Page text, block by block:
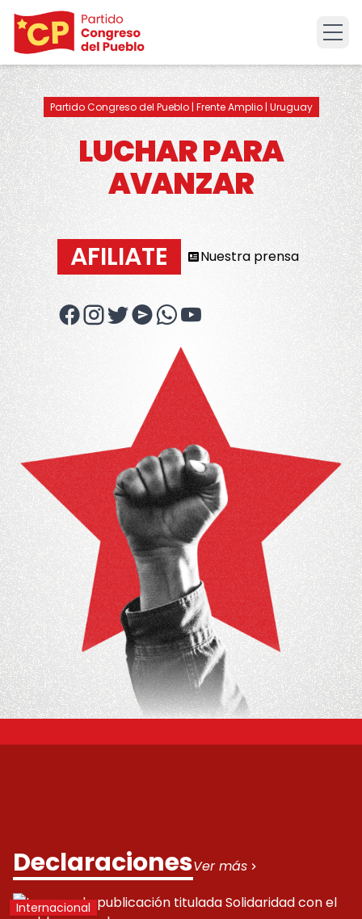
Partido Congreso del Pueblo | Frente Amplio | Uruguay
LUCHAR PARA
AVANZAR
AFILIATE Nuestra prensa
DeclaracionesVer más
Internacional